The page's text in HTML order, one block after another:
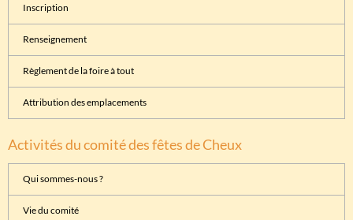
Inscription
Renseignement
Règlement de la foire à tout
Attribution des emplacements
Activités du comité des fêtes de Cheux
Qui sommes-nous ?
Vie du comité